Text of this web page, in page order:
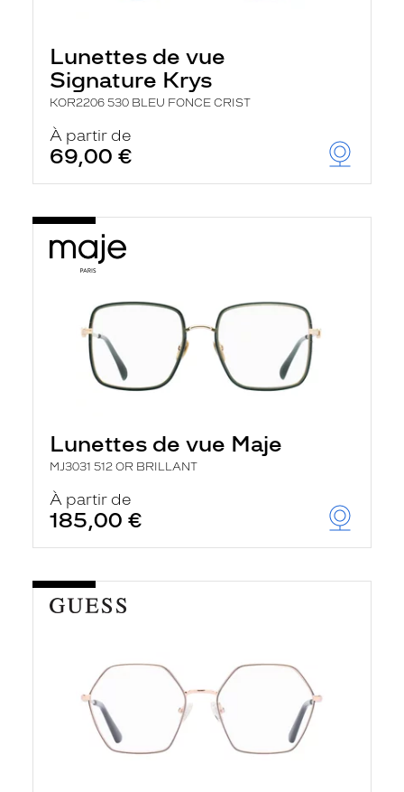
Lunettes de vue
Signature Krys
KOR2206 530 BLEU FONCE CRIST
À partir de
69,00 €
Lunettes de vue Maje
MJ3031 512 OR BRILLANT
À partir de
185,00 €